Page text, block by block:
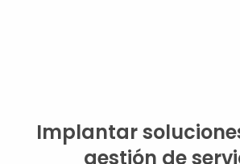
Implantar
gestión de